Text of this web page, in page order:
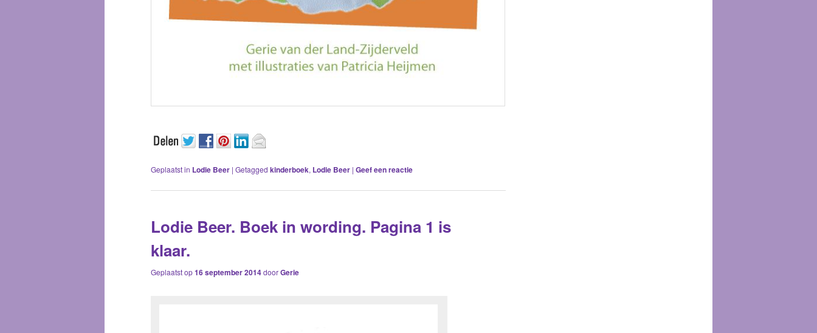
Geplaatst in Lodie Beer | Getagged kinderboek, Lodie Beer | Geef een reactie
Lodie Beer. Boek in wording. Pagina 1 is
klaar.
Geplaatst op16 september 2014doorGerie